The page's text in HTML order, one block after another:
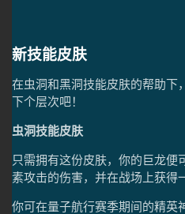
新技能皮肤
在虫洞和黑洞技能皮肤的帮助下
下个层次吧！
虫洞技能皮肤
只需拥有这份皮肤，你的巨龙便
素攻击的伤害，并在战场上获得
你可在量子航行赛季期间的精英